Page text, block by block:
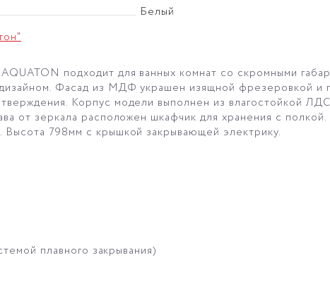
Белый
подходит для ванных комнат со скромными
Фасад из МДФ украшен изящной фрезеровкой и
Корпус модели выполнен из влагостойкой
от зеркала расположен шкафчик для хранения с
798мм с крышкой закрывающей электрику.
плавного закрывания)